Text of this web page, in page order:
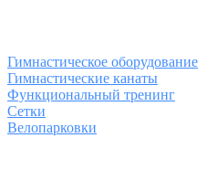
Гимнастическое оборудование
Гимнастические канаты
Функциональный тренинг
Сетки
Велопарковки